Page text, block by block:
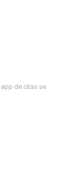
app de citas se